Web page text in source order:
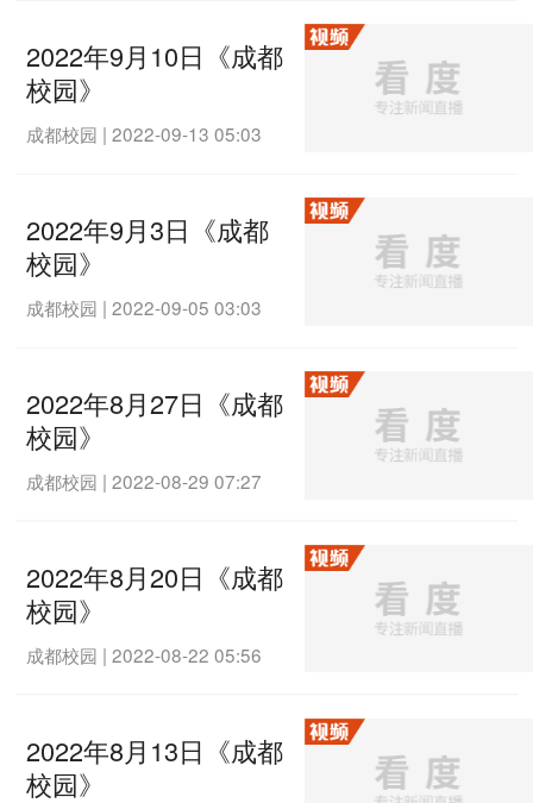
2022年9月10日《成都
校园》
成都校园 |2022-09-13 05:03
2022年9月3日《成都
校园》
成都校园 |2022-09-05 03:03
2022年8月27日《成都
校园》
成都校园 |2022-08-29 07:27
2022年8月20日《成都
校园》
成都校园 |2022-08-22 05:56
2022年8月13日《成都
校园》